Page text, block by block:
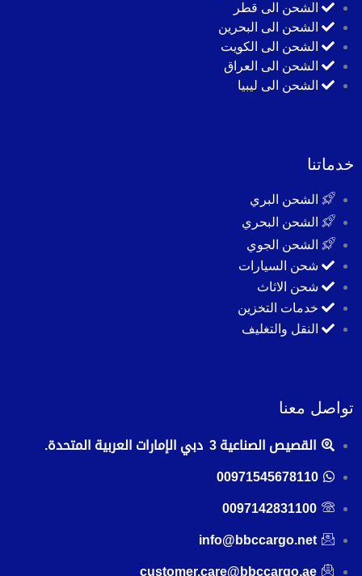
الشحن الى قطر
الشحن الى البحرين
الشحن الى الكويت
الشحن الى العراق
الشحن الى ليبيا
خدماتنا
الشحن البري
الشحن البحري
الشحن الجوي
شحن السيارات
شحن الاثاث
خدمات التخزين
النقل والتغليف
تواصل معنا
القصيص الصناعية 3 دبي الإمارات العربية المتحدة.
00971545678110
0097142831100
info@bbccargo.net
customer.care@bbccargo.ae